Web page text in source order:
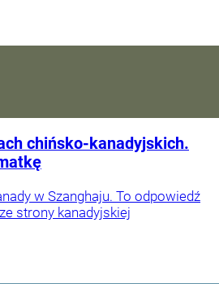
chińsko-kanadyjskich.
w Szanghaju. To odpowiedź
strony kanadyjskiej